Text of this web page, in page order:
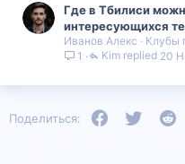
Где в Тбилиси
интересующихся
Иванов Алекс
Клубы
1
20
Kim
Поделиться: FacebookTwitter